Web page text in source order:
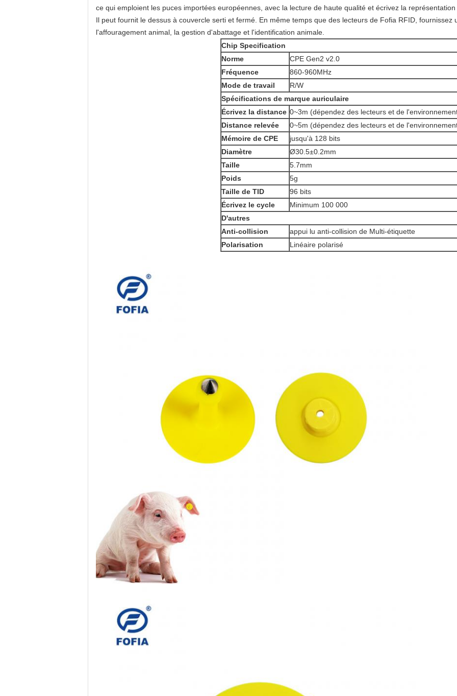
ce qui emploient les puces importées européennes, avec la lecture de haute qualité et écrivez la
Il peut fournit le dessus à couvercle serti et fermé. En même temps que des lecteurs de Fofia RFID, fournissez
l'affouragement animal, la gestion d'abattage et l'identification animale.
Chip Specification
Norme
CPE Gen2 v2.0
Fréquence
860-960MHz
Mode de travail
R/W
Spécifications de marque auriculaire
Écrivez la distance 0~3m (dépendez des lecteurs et de
Distance relevée
0~5m (dépendez des lecteurs et de
Mémoire de CPE
jusqu'à 128 bits
Diamètre
Ø30.5±0.2mm
Taille
5.7mm
Poids
5g
Taille de TID
96 bits
Écrivez le cycle
Minimum 100 000
D'autres
Anti-collision
appui lu anti-collision de Multi-étiquette
Polarisation
Linéaire polarisé